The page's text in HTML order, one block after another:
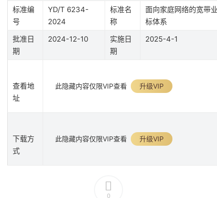
标准编
号
YD/T 6234-
2024
标准名
称
面向家庭网络的宽带
标体系
批准日
期
2024-12-10
实施日
期
2025-4-1
查看地
址
此隐藏内容仅限VIP查看 升级VIP
下载方
式
此隐藏内容仅限VIP查看 升级VIP
0